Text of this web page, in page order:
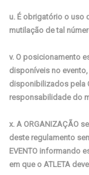
u. É obrigatório o uso
mutilação de tal
v. O posicionamento
disponíveis no
disponibilizados pela
responsabilidade do
x. A ORGANIZAÇÃO
deste regulamento
EVENTO informando
em que o ATLETA